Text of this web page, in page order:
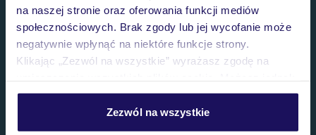
na naszej stronie oraz oferowania funkcji mediów
społecznościowych. Brak zgody lub jej wycofanie może
negatywnie wpłynąć na niektóre funkcje strony.
Klikając „Zezwól na wszystkie” wyrażasz zgodę na
personalizować swój wybór wchodząc w zakładkę
Szczegółowe informacje o plikach cookie znajdziesz
Zezwól na wszystkie